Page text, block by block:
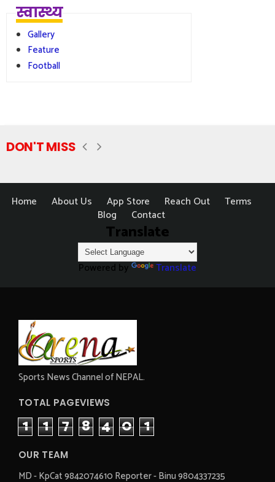
स्वास्थ्य
Gallery
Feature
Football
DON'T MISS
Home About Us App Store Reach Out
Terms
Blog
Contact
Translate
Powered by Translate
Sports News Channel of NEPAL.
TOTAL PAGEVIEWS
1 1 7 8 4 0 1
OUR TEAM
MD - KpCat 9842074610 Reporter - Binu 9804337235